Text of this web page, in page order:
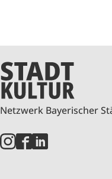
Netzwerk Bayerischer